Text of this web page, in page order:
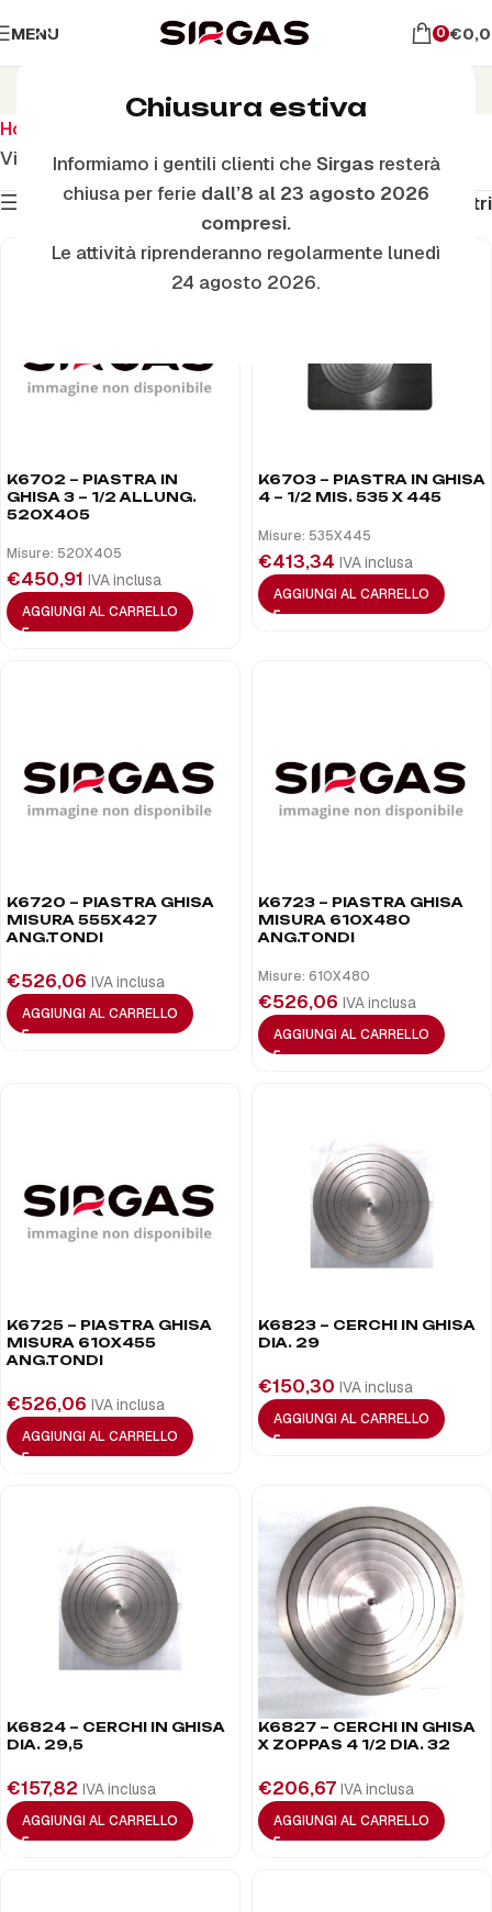
Chiusura estiva
Informiamo i gentili clienti che Sirgas resterà
chiusa per ferie dall’8 al 23 agosto 2026
compresi.
Le attività riprenderanno regolarmente lunedì
24 agosto 2026.
MENU 0 €
Piastre In Ghisa
Home
Visualizzazione di 1-48 di 104 risultati
Mostra filtri
Filtri
K6702 – PIASTRA IN
GHISA 3 – 1/2 ALLUNG.
520X405
Misure: 520X405
€450,91 IVA inclusa
AGGIUNGI AL CARRELLO
K6703 – PIASTRA IN GHISA
4 – 1/2 MIS. 535 X 445
Misure: 535X445
€413,34 IVA inclusa
AGGIUNGI AL CARRELLO
K6720 – PIASTRA GHISA
MISURA 555X427
ANG.TONDI
€526,06 IVA inclusa
AGGIUNGI AL CARRELLO
K6723 – PIASTRA GHISA
MISURA 610X480
ANG.TONDI
Misure: 610X480
€526,06 IVA inclusa
AGGIUNGI AL CARRELLO
K6725 – PIASTRA GHISA
MISURA 610X455
ANG.TONDI
€526,06 IVA inclusa
AGGIUNGI AL CARRELLO
K6823 – CERCHI IN GHISA
DIA. 29
€150,30 IVA inclusa
AGGIUNGI AL CARRELLO
K6824 – CERCHI IN GHISA
DIA. 29,5
€157,82 IVA inclusa
AGGIUNGI AL CARRELLO
K6827 – CERCHI IN GHISA
X ZOPPAS 4 1/2 DIA. 32
€206,67 IVA inclusa
AGGIUNGI AL CARRELLO